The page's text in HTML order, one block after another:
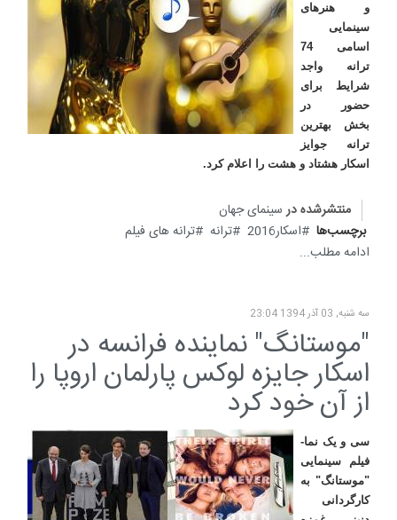
و هنرهای
سینمایی
اسامی 74
ترانه واجد
شرایط برای
حضور در
بخش بهترین
ترانه جوایز
اسکار هشتاد و هشت را اعلام کرد.
منتشرشده در سینمای جهان
برچسب‌ها
اسکار2016 ترانه
ترانه های فیلم
ادامه مطلب...
سه شنبه, 03 آذر 1394 23:04
"موستانگ" نماینده فرانسه در
اسکار جایزه لوکس پارلمان اروپا را
از آن خود کرد
سی و یک نما-
فیلم سینمایی
"موستانگ" به
کارگردانی